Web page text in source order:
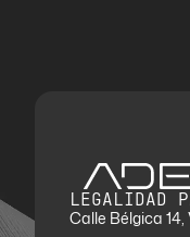
LEGALIDAD
Calle Bélgica 14,